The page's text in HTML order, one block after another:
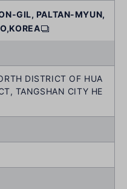
GIL, PALTAN-MYUN,
DISTRICT OF HUA
TANGSHAN CITY HE